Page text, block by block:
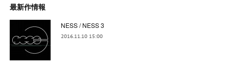
最新作情報
NESS / NESS 3
2016.11.10 15:00